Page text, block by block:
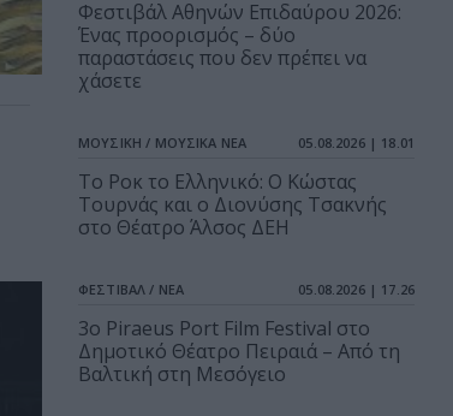
Φεστιβάλ Αθηνών Επιδαύρου 2026:
Ένας προορισμός – δύο
παραστάσεις που δεν πρέπει να
χάσετε
ΜΟΥΣΙΚΗ / ΜΟΥΣΙΚΑ ΝΕΑ 05.08.2026 | 18.01
Το Ροκ το Ελληνικό: Ο Κώστας
Τουρνάς και ο Διονύσης Τσακνής
στο Θέατρο Άλσος ΔΕΗ
ΦΕΣΤΙΒΑΛ / ΝΕΑ 05.08.2026 | 17.26
3o Piraeus Port Film Festival στο
Δημοτικό Θέατρο Πειραιά – Από τη
Βαλτική στη Μεσόγειο